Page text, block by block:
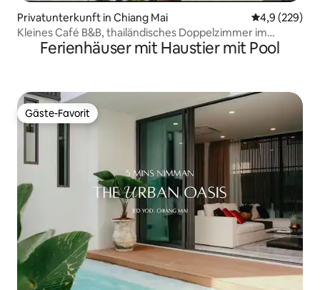
Privatunterkunft in Chiang Mai
4,9 (229)
Kleines Café B&B, thailändisches Doppelzimmer im
Stadtzentrum, super preiswert
Ferienhäuser mit Haustier mit Pool
Gäste-Favorit
Gäste-Favorit